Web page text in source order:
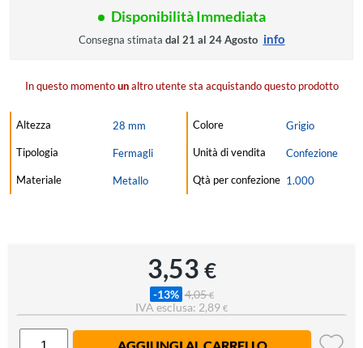
Disponibilità Immediata
Consegna stimata dal 21 al 24 Agosto info
In questo momentounaltro utente sta acquistando questo prodotto
Altezza 28 mm
Tipologia Fermagli
Materiale Metallo
Colore Grigio
Unità di vendita Confezione
Qtà per confezione 1.000
3,53 €
-13% 4,05€
IVA esclusa: 2,89 €